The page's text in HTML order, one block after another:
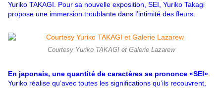
Yuriko TAKAGI. Pour sa nouvelle exposition, SEI, Yuriko Takagi
propose une immersion troublante dans l’intimité des fleurs.
Courtesy Yuriko TAKAGI et Galerie Lazarew
En japonais, une quantité de caractères se prononce «SEI»
Yuriko réalise qu’avec toutes les significations qu’ils recouvrent,